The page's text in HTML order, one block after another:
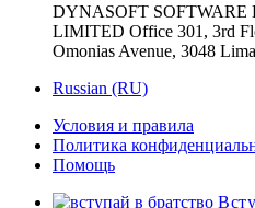
DYNASOFT
LIMITED Office 301, 3rd
Omonias Avenue, 3048
Russian (RU)
Условия и правила
Политика
Помощь